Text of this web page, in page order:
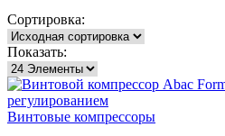
Сортировка:
Показать:
Винтовые компрессоры